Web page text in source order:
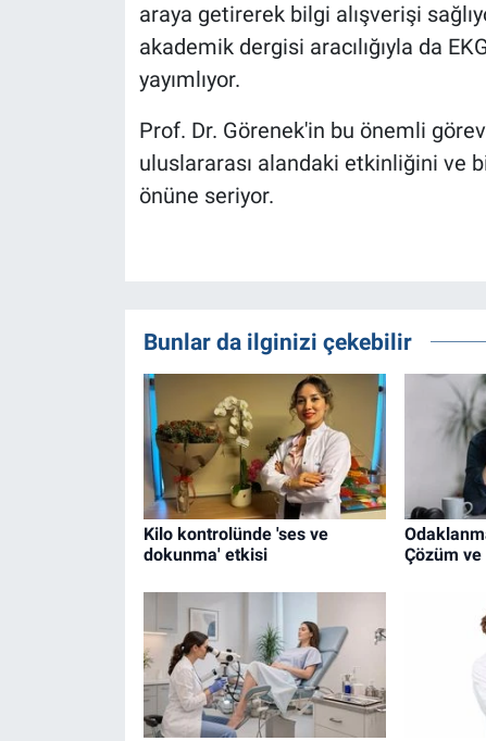
araya getirerek bilgi alışverişi
akademik dergisi aracılığıyla da
yayımlıyor.
Prof. Dr. Görenek'in bu önemli
uluslararası alandaki etkinliğini ve
önüne seriyor.
Bunlar da ilginizi çekebilir
Kilo kontrolünde 'ses ve
dokunma' etkisi
Çözüm ve